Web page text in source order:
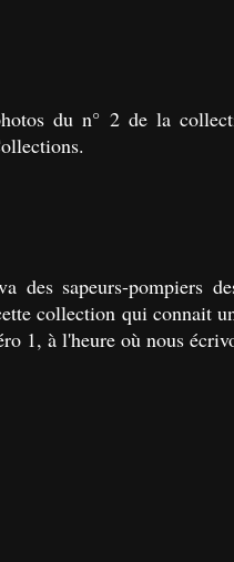
du n° 2 de la
des sapeurs-pompiers
collection qui connait
1, à l'heure où nous